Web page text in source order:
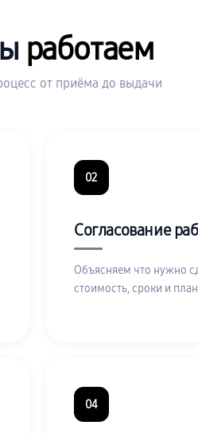
работаем
от приёма до выдачи
02
Согласование
Объясняем что нужно
стоимость, сроки и
04